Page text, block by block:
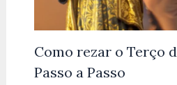
Como rezar o Terço
Passo a Passo